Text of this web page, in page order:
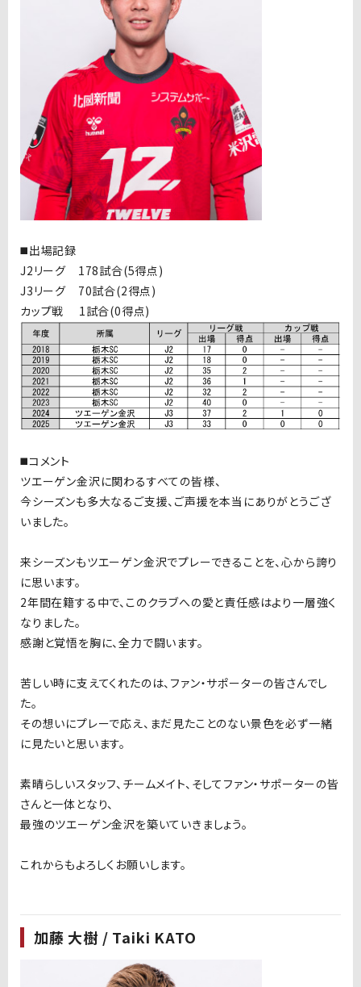
◼️出場記録
J2リーグ 178試合(5得点)
J3リーグ 70試合(2得点)
カップ戦 1試合(0得点)
◼️コメント
ツエーゲン金沢に関わるすべての皆様、
今シーズンも多大なるご支援、ご声援を本当にありがとうござ
いました。
来シーズンもツエーゲン金沢でプレーできることを、心から誇り
に思います。
2年間在籍する中で、このクラブへの愛と責任感はより一層強く
なりました。
感謝と覚悟を胸に、全力で闘います。
苦しい時に支えてくれたのは、ファン・サポーターの皆さんでし
た。
その想いにプレーで応え、まだ見たことのない景色を必ず一緒
に見たいと思います。
素晴らしいスタッフ、チームメイト、そしてファン・サポーターの皆
さんと一体となり、
最強のツエーゲン金沢を築いていきましょう。
これからもよろしくお願いします。
加藤 大樹 / Taiki KATO